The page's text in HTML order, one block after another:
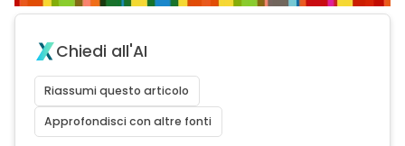
Chiedi all'AI
Riassumi questo articolo
Approfondisci con altre fonti